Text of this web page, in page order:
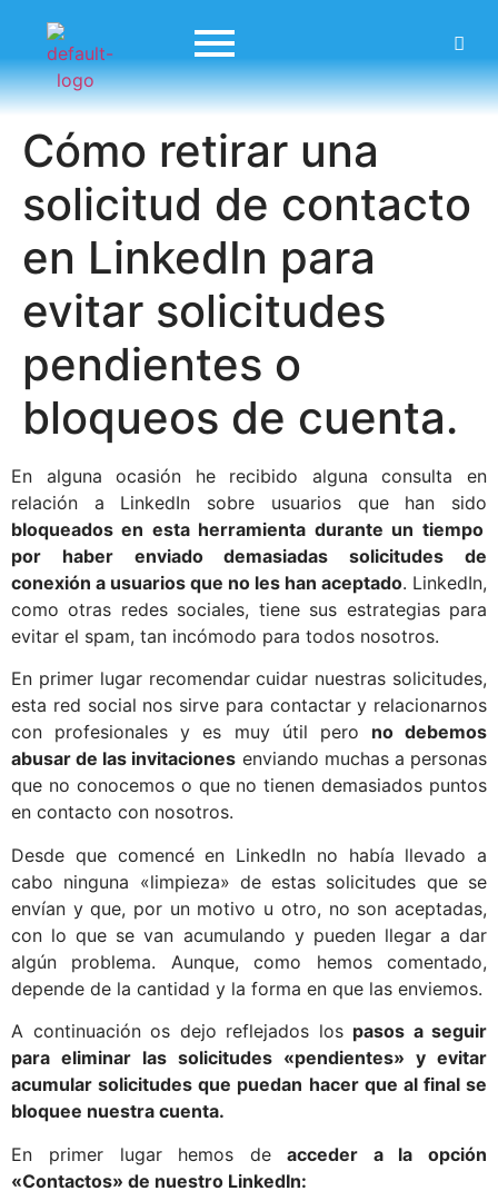
Cómo retirar una
solicitud de contacto
en LinkedIn para
evitar solicitudes
pendientes o
bloqueos de cuenta.
En alguna ocasión he recibido alguna consulta en
relación a LinkedIn sobre usuarios que han sido
bloqueados en esta herramienta durante un tiempo
por haber enviado demasiadas solicitudes de
conexión a usuarios que no les han aceptado. LinkedIn,
como otras redes sociales, tiene sus estrategias para
evitar el spam, tan incómodo para todos nosotros.
En primer lugar recomendar cuidar nuestras solicitudes,
esta red social nos sirve para contactar y relacionarnos
con profesionales y es muy útil pero no debemos
abusar de las invitaciones enviando muchas a personas
que no conocemos o que no tienen demasiados puntos
en contacto con nosotros.
Desde que comencé en LinkedIn no había llevado a
cabo ninguna «limpieza» de estas solicitudes que se
envían y que, por un motivo u otro, no son aceptadas,
con lo que se van acumulando y pueden llegar a dar
algún problema. Aunque, como hemos comentado,
depende de la cantidad y la forma en que las enviemos.
A continuación os dejo reflejados los pasos a seguir
para eliminar las solicitudes «pendientes» y evitar
acumular solicitudes que puedan hacer que al final se
bloquee nuestra cuenta.
En primer lugar hemos de acceder a la opción
«Contactos» de nuestro LinkedIn: